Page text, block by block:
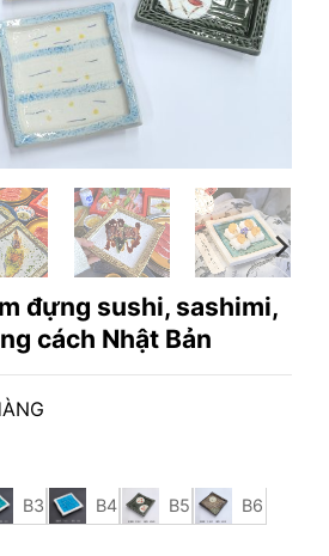
đựng sushi, sashimi,
cách Nhật Bản
B3 B4 B5
B6